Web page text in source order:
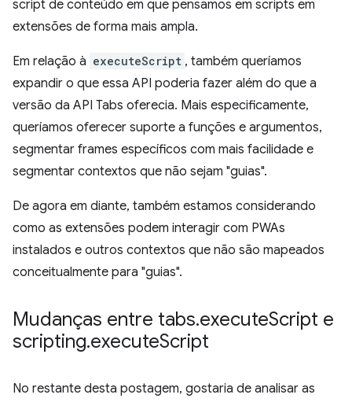
script de conteúdo em que pensamos em scripts em
extensões de forma mais ampla.
Em relação à executeScript , também queríamos
expandir o que essa API poderia fazer além do que a
versão da API Tabs oferecia. Mais especificamente,
queríamos oferecer suporte a funções e argumentos,
segmentar frames específicos com mais facilidade e
segmentar contextos que não sejam "guias".
De agora em diante, também estamos considerando
como as extensões podem interagir com PWAs
instalados e outros contextos que não são mapeados
conceitualmente para "guias".
Mudanças entre tabs.executeScript e
scripting.executeScript
No restante desta postagem, gostaria de analisar as